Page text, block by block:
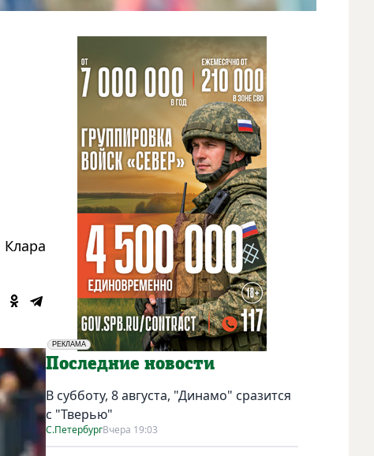
Клара
РЕКЛАМА
Социальная реклама
Последние новости
В субботу, 8 августа, "Динамо" сразится
с "Тверью"
С.ПетербургВчера 19:03